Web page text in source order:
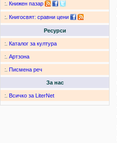
:. Книжен пазар
:. Книгосвят: сравни цени
Ресурси
:. Каталог за култура
:. Артзона
:. Писмена реч
За нас
:. Всичко за LiterNet